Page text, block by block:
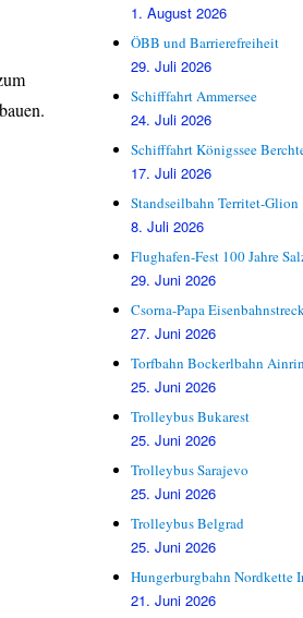
1. August 2026
ÖBB und Barrierefreiheit
29. Juli 2026
Schifffahrt Ammersee
24. Juli 2026
Schifffahrt Königssee
17. Juli 2026
Standseilbahn Territet-Glion
8. Juli 2026
Flughafen-Fest 100 Jahre
29. Juni 2026
Csorna-Papa
27. Juni 2026
Torfbahn Bockerlbahn
25. Juni 2026
Trolleybus Bukarest
25. Juni 2026
Trolleybus Sarajevo
25. Juni 2026
Trolleybus Belgrad
25. Juni 2026
Hungerburgbahn Nordkette
21. Juni 2026